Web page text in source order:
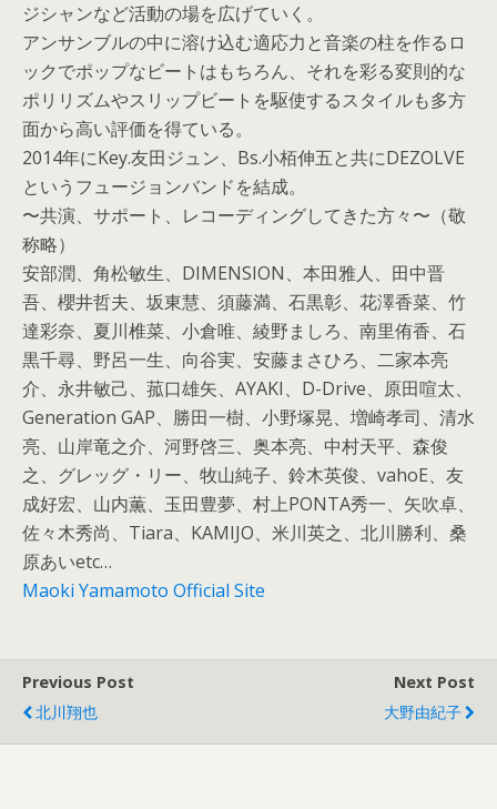
ジシャンなど活動の場を広げていく。
アンサンブルの中に溶け込む適応力と音楽の柱を作るロ
ックでポップなビートはもちろん、それを彩る変則的な
ポリリズムやスリップビートを駆使するスタイルも多方
面から高い評価を得ている。
2014年にKey.友田ジュン、Bs.小栢伸五と共にDEZOLVE
というフュージョンバンドを結成。
〜共演、サポート、レコーディングしてきた方々〜（敬
称略）
安部潤、角松敏生、DIMENSION、本田雅人、田中晋
吾、櫻井哲夫、坂東慧、須藤満、石黒彰、花澤香菜、竹
達彩奈、夏川椎菜、小倉唯、綾野ましろ、南里侑香、石
黒千尋、野呂一生、向谷実、安藤まさひろ、二家本亮
介、永井敏己、菰口雄矢、AYAKI、D-Drive、原田喧太、
Generation GAP、勝田一樹、小野塚晃、増崎孝司、清水
亮、山岸竜之介、河野啓三、奥本亮、中村天平、森俊
之、グレッグ・リー、牧山純子、鈴木英俊、vahoE、友
成好宏、山内薫、玉田豊夢、村上PONTA秀一、矢吹卓、
佐々木秀尚、Tiara、KAMIJO、米川英之、北川勝利、桑
原あいetc…
Maoki Yamamoto Official Site
Previous Post
北川翔也
Next Post
大野由紀子